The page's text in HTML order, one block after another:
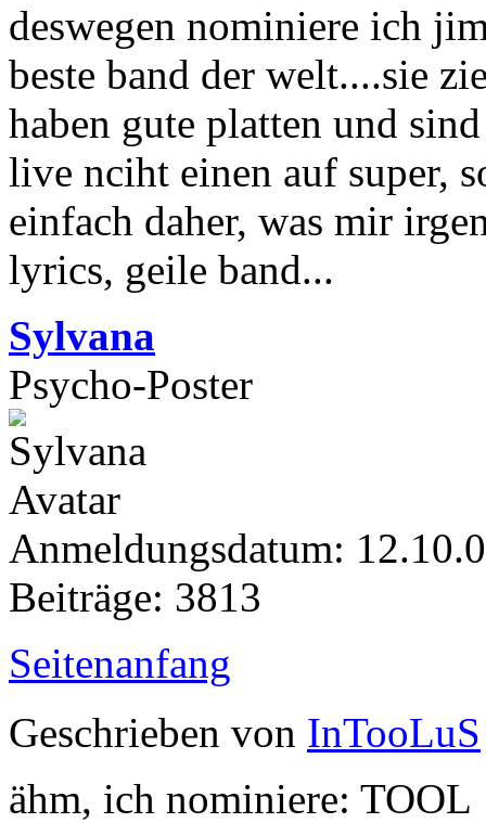
deswegen nominiere ich
beste band der welt....sie
haben gute platten und
live nciht einen auf super,
einfach daher, was mir
lyrics, geile band...
Sylvana
Psycho-Poster
Anmeldungsdatum:
Beiträge: 3813
Seitenanfang
Geschrieben von InTooLuS
ähm, ich nominiere: TOOL